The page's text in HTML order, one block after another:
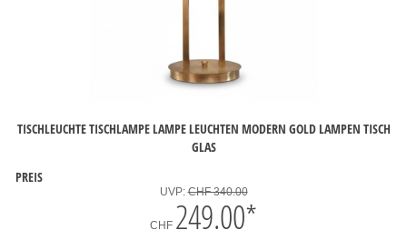
TISCHLEUCHTE TISCHLAMPE LAMPE LEUCHTEN MODERN GOLD LAMPEN TISCH
GLAS
PREIS
UVP:CHF 340.00
CHF 249.00*